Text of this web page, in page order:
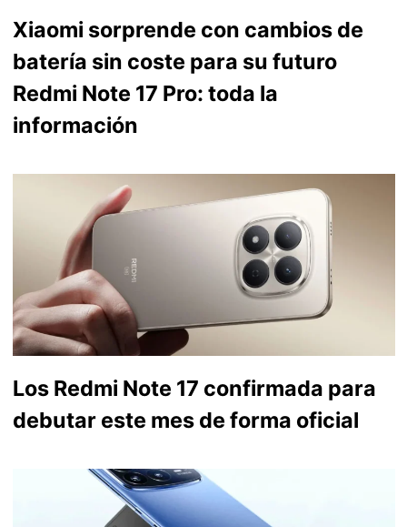
Xiaomi sorprende con cambios de
batería sin coste para su futuro
Redmi Note 17 Pro: toda la
información
Los Redmi Note 17 confirmada para
debutar este mes de forma oficial